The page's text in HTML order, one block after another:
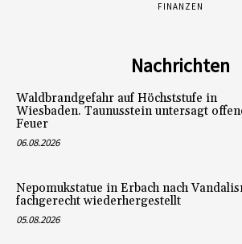
FINANZEN
Nachrichten
Waldbrandgefahr auf Höchststufe in
Wiesbaden. Taunusstein untersagt
Feuer
06.08.2026
Nepomukstatue in Erbach nach
fachgerecht wiederhergestellt
05.08.2026